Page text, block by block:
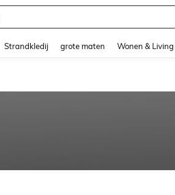
Strandkledij grote maten Wonen & Living